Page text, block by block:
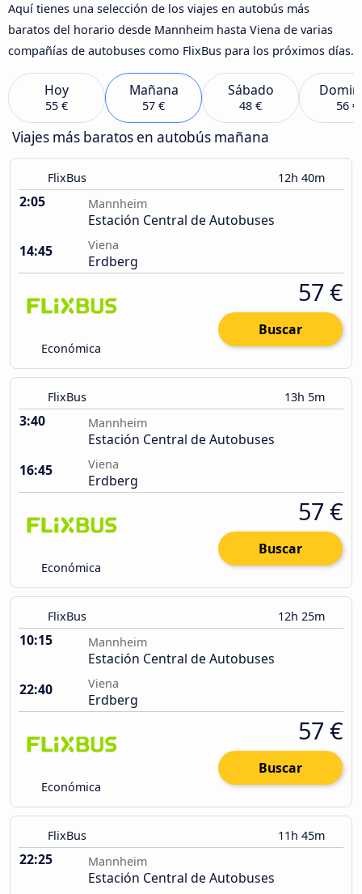
Aquí tienes una selección de los viajes en autobús más
baratos del horario desde Mannheim hasta Viena de varias
compañías de autobuses como FlixBus para los próximos días.
Hoy
55 €
Mañana
57 €
Sábado
48 € 56 €
Viajes más baratos en autobús mañana
FlixBus 12h 40m
2:05 Mannheim
Estación Central de Autobuses
14:45
Viena
Erdberg
Económica
57 €
Buscar
FlixBus 13h 5m
3:40 Mannheim
Estación Central de Autobuses
16:45
Viena
Erdberg
Económica
57 €
Buscar
FlixBus 12h 25m
10:15 Mannheim
Estación Central de Autobuses
22:40
Viena
Erdberg
Económica
57 €
Buscar
FlixBus 11h 45m
22:25 Mannheim
Estación Central de Autobuses